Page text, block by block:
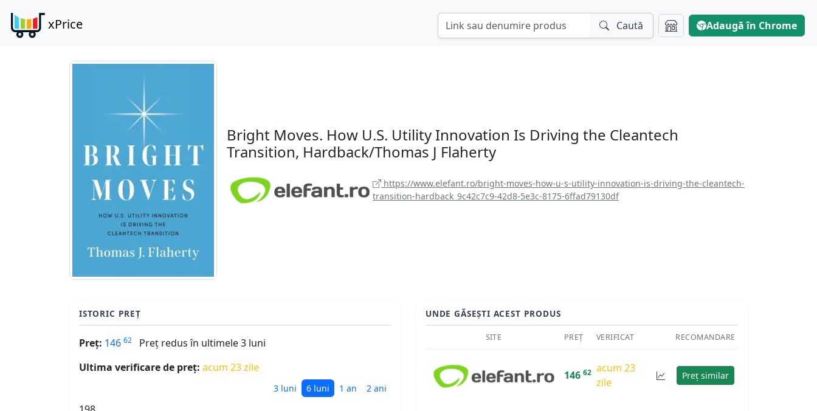
xPrice Caută Adaugă în Chrome
Bright Moves. How U.S. Utility Innovation Is Driving the Cleantech
Transition, Hardback/Thomas J Flaherty
https://www.elefant.ro/bright-moves-how-u-s-utility-innovation-is-driving-the-cleantech-
transition-hardback_9c42c7c9-42d8-5e3c-8175-6ffad79130df
ISTORIC PREȚ
Preț: 146 62
Preț redus în ultimele 3 luni
Ultima verificare de preț: acum 23 zile
3 luni 6 luni 1 an 2 ani
UNDE GĂSEȘTI ACEST PRODUS
SITE PREȚ VERIFICAT RECOMANDARE
146 62 acum 23
zile
Preț similar